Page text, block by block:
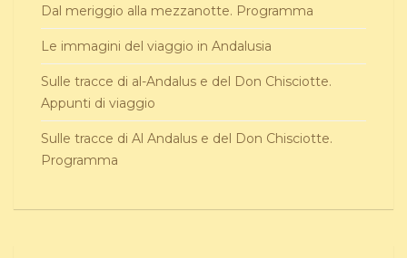
Dal meriggio alla mezzanotte. Programma
Le immagini del viaggio in Andalusia
Sulle tracce di al-Andalus e del Don Chisciotte.
Appunti di viaggio
Sulle tracce di Al Andalus e del Don Chisciotte.
Programma